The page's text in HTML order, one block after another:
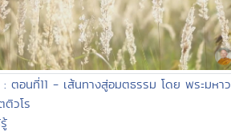
: ตอนที่11 - เส้นทางสู่อมตธรรม โดย พระมหาว
วโร